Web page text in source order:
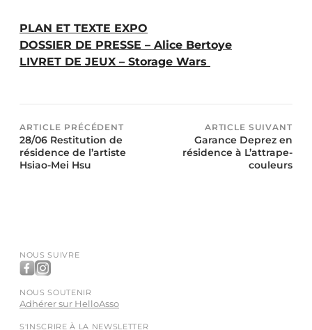
PLAN ET TEXTE EXPO
DOSSIER DE PRESSE – Alice Bertoye
LIVRET DE JEUX – Storage Wars
ARTICLE PRÉCÉDENT
28/06 Restitution de
résidence de l’artiste
Hsiao-Mei Hsu
ARTICLE SUIVANT
Garance Deprez en
résidence à L’attrape-
couleurs
NOUS SUIVRE
NOUS SOUTENIR
Adhérer sur HelloAsso
S'INSCRIRE À LA NEWSLETTER